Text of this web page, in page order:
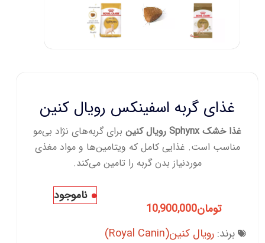
غذای گربه اسفینکس رویال کنین
غذا خشک Sphynx رویال کنین
برای گربه‌های نژاد بی‌مو
مناسب است. غذایی کامل که ویتامین‌ها و مواد مغذی
موردنیاز بدن گربه را تامین می‌کند.
تومان10,900,000
ناموجود
برند: رویال کنین(Royal Canin)